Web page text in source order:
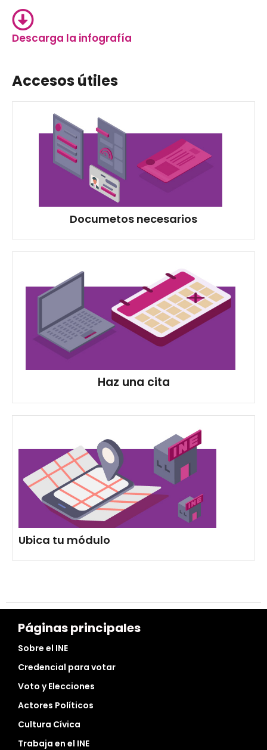
Descarga la infografía
Accesos útiles
Documetos necesarios
Haz una cita
Ubica tu módulo
Páginas principales
Sobre el INE
Credencial para votar
Voto y Elecciones
Actores Políticos
Cultura Cívica
Trabaja en el INE